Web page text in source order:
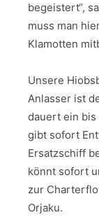
begeistert“,
muss man
Klamotten
Unsere
Anlasser ist
dauert ein bis
gibt sofort
Ersatzschiff
könnt sofort
zur
Orjaku.